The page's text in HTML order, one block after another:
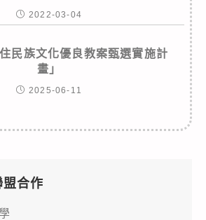
2022-03-04
民族文化優良教案甄選實施計
畫」
2025-06-11
盟合作